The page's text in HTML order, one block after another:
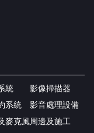
統
系統
麥克風
影像掃描器
影音處理設備
周邊及施工